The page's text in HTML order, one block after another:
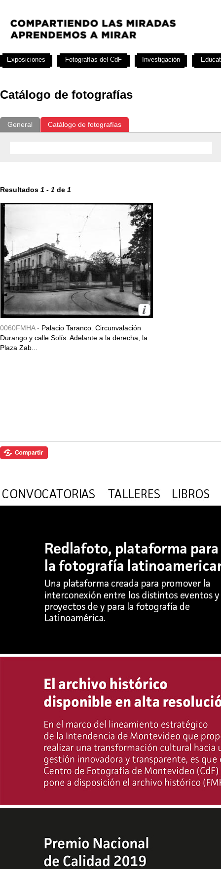
Catálogo de fotografías
General Catálogo de fotografías
Resultados 1 - 1 de 1
0060FMHA - Palacio Taranco. Circunvalación
Durango y calle Solís. Adelante a la derecha, la
Plaza Zab...
Exposiciones Fotografías del CdF Investigación